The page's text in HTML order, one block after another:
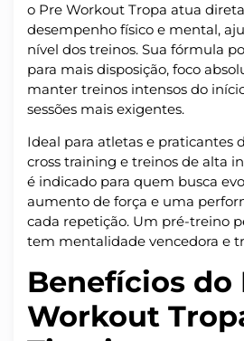
o Pre Workout Tropa atua
desempenho físico e mental,
nível dos treinos. Sua fórmula
para mais disposição, foco
manter treinos intensos do
sessões mais exigentes.
Ideal para atletas e praticantes
cross training e treinos de alta
é indicado para quem busca
aumento de força e uma
cada repetição. Um pré-treino
tem mentalidade vencedora e
Benefícios do
Workout